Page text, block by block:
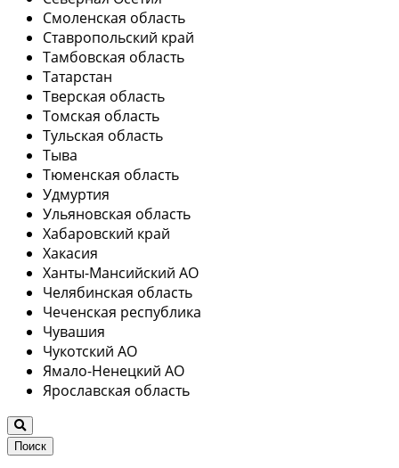
Смоленская область
Ставропольский край
Тамбовская область
Татарстан
Тверская область
Томская область
Тульская область
Тыва
Тюменская область
Удмуртия
Ульяновская область
Хабаровский край
Хакасия
Ханты-Мансийский АО
Челябинская область
Чеченская республика
Чувашия
Чукотский АО
Ямало-Ненецкий АО
Ярославская область
Поиск